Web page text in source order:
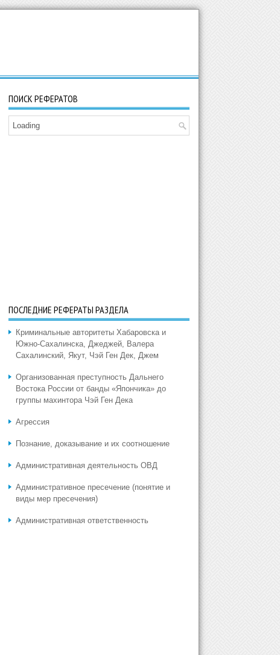
ПОИСК РЕФЕРАТОВ
Loading
ПОСЛЕДНИЕ РЕФЕРАТЫ РАЗДЕЛА
Криминальные авторитеты Хабаровска и
Южно-Сахалинска, Джеджей, Валера
Сахалинский, Якут, Чэй Ген Дек, Джем
Организованная преступность Дальнего
Востока России от банды «Япончика» до
группы махинтора Чэй Ген Дека
Агрессия
Познание, доказывание и их соотношение
Административная деятельность ОВД
Административное пресечение (понятие и
виды мер пресечения)
Административная ответственность